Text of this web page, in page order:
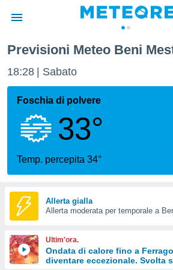
di
per
le
di
Web
le
Previsioni Meteo Beni
18:28 Sabato
Foschia di polvere
33°
Temp. percepita 34°
Allerta gialla
Allerta moderata per temporale a
Ultim'ora.
Ondata di calore fino a
diventare eccezionale. Svolta